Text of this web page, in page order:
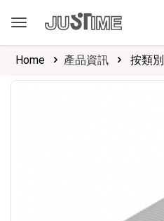
Home 產品資訊 按類別